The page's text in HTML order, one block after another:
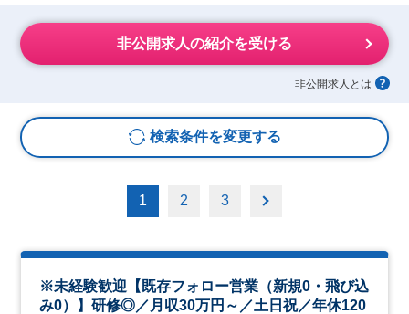
非公開求人の紹介を受ける
非公開求人とは
検索条件を変更する
1 2 3
※未経験歓迎【既存フォロー営業（新規0・飛び込
み0）】研修◎／月収30万円～／土日祝／年休120